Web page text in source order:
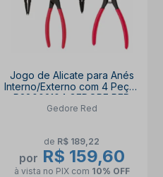
Jogo de Alicate para Anés
Interno/Externo com 4 Peças
R28002104 GEDORE RED
Gedore Red
de R$ 189,22
por R$ 159,60
à vista no PIX com 10% OFF